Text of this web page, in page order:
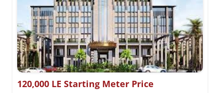
120,000 LE Starting Meter Price